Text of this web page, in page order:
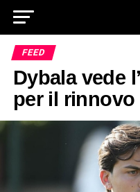
FEED
Dybala vede
per il